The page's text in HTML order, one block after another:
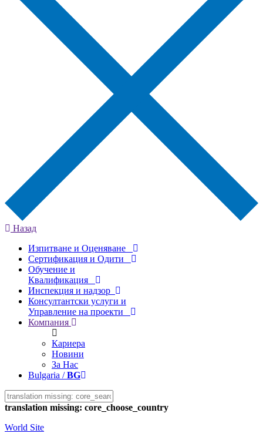
Назад
Изпитване и Оценяване
Сертификация и Одити
Обучение и
Квалификация
Инспекция и надзор
Консултантски услуги и
Управление на проекти
Компания
Кариера
Новини
За Нас
Bulgaria /BG
translation missing: core_choose_country
World Site